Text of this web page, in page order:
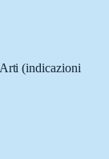
(indicazioni